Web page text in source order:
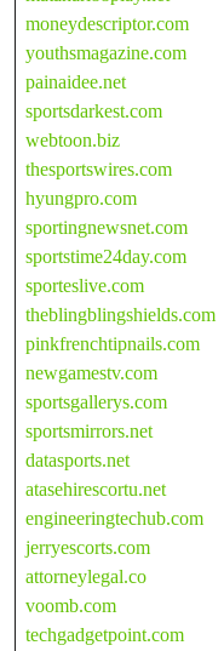
moneydescriptor.com
youthsmagazine.com
painaidee.net
sportsdarkest.com
webtoon.biz
thesportswires.com
hyungpro.com
sportingnewsnet.com
sportstime24day.com
sporteslive.com
theblingblingshields.com
pinkfrenchtipnails.com
newgamestv.com
sportsgallerys.com
sportsmirrors.net
datasports.net
atasehirescortu.net
engineeringtechub.com
jerryescorts.com
attorneylegal.co
voomb.com
techgadgetpoint.com